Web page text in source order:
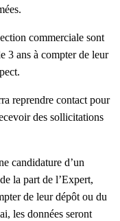
commerciale sont
3 ans à compter de leur
reprendre contact pour
des sollicitations
candidature d’un
la part de l’Expert,
de leur dépôt ou du
les données seront